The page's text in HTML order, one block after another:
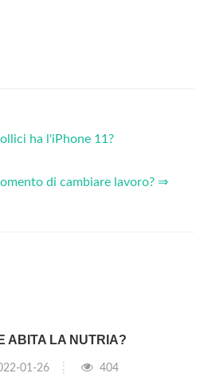
ha l'iPhone 11?
di cambiare lavoro? ⇒
ABITA LA NUTRIA?
01-26 404